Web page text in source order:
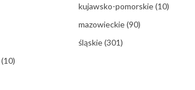
kujawsko-pomorskie(10)
mazowieckie(90)
śląskie(301)
(10)